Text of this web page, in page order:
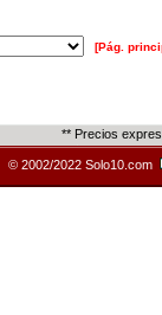
[Pág.
** Precios
© 2002/2022 Solo10.com